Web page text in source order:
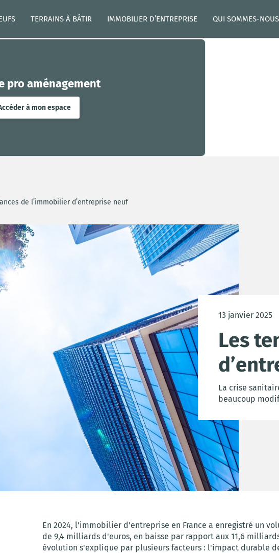
TERRAINS À BÂTIR IMMOBILIER D’ENTREPRISE QUI SOMMES-
pro aménagement
à mon espace
de l’immobilier d’entreprise neuf
13 janvier 2025
Les
La crise
beaucoup
En 2024, l'immobilier d'entreprise en France a enregistré un
de 9,4 milliards d'euros, en baisse par rapport aux 11,6
évolution s'explique par plusieurs facteurs : l'impact durable